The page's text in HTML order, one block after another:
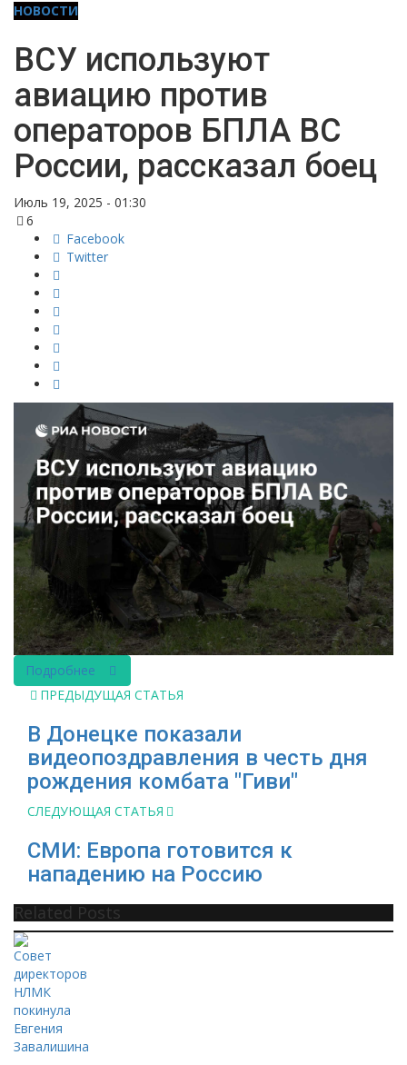
НОВОСТИ
ВСУ используют
авиацию против
операторов БПЛА ВС
России, рассказал боец
Июль 19, 2025 - 01:30
6
Facebook
Twitter
Подробнее
ПРЕДЫДУЩАЯ СТАТЬЯ
В Донецке показали
видеопоздравления в честь дня
рождения комбата "Гиви"
СЛЕДУЮЩАЯ СТАТЬЯ
СМИ: Европа готовится к
нападению на Россию
Related Posts